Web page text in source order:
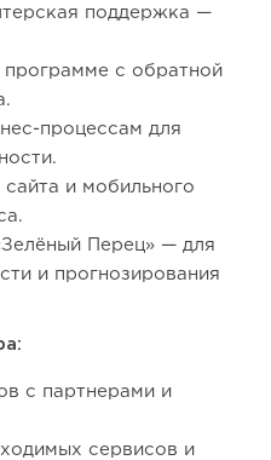
поддержка —
с обратной
процессам для
сайта и мобильного
Перец» — для
и прогнозирования
с партнерами и
сервисов и